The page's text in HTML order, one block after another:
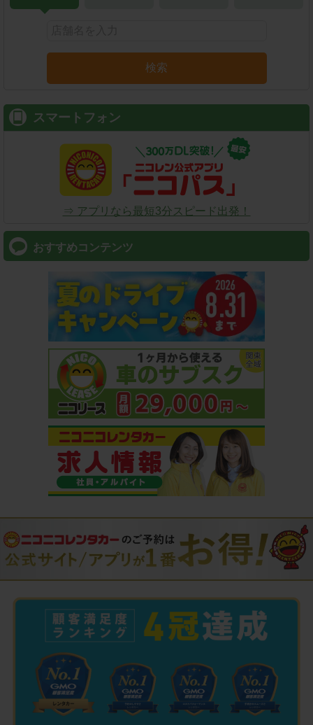
検索
スマートフォン
⇒ アプリなら最短3分スピード出発！
おすすめコンテンツ